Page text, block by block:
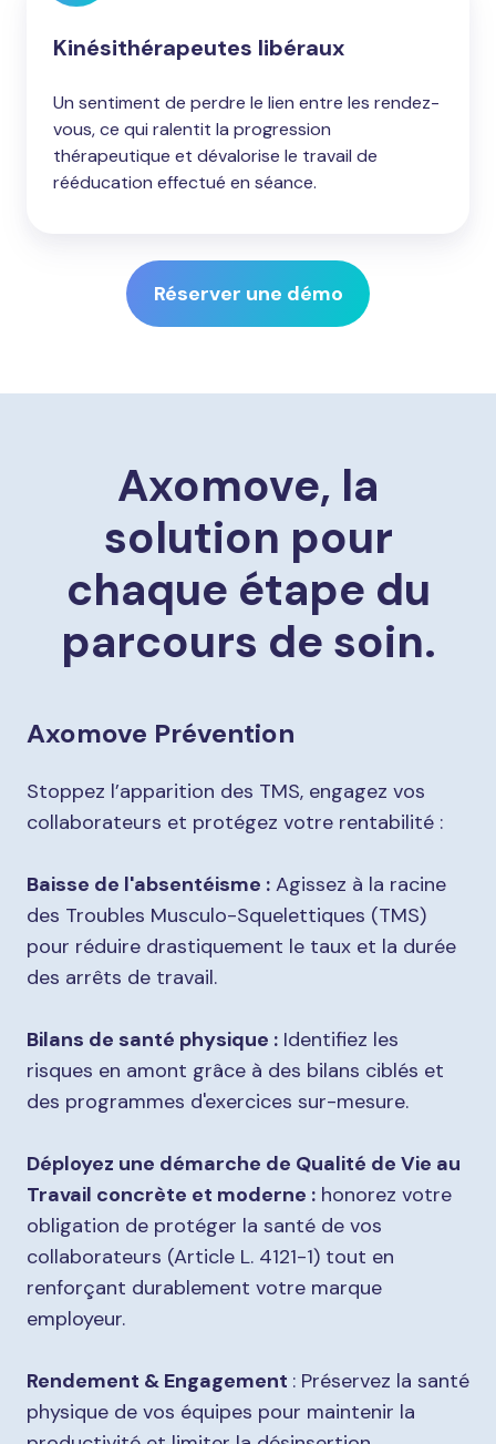
Kinésithérapeutes libéraux
Un sentiment de perdre le lien entre les rendez-
vous, ce qui ralentit la progression
thérapeutique et dévalorise le travail de
rééducation effectué en séance.
Réserver une démo
Axomove, la
solution pour
chaque étape du
parcours de soin.
Axomove Prévention
Stoppez l’apparition des TMS, engagez vos
collaborateurs et protégez votre rentabilité :
Baisse de l'absentéisme : Agissez à la racine
des Troubles Musculo-Squelettiques (TMS)
pour réduire drastiquement le taux et la durée
des arrêts de travail.
Bilans de santé physique : Identifiez les
risques en amont grâce à des bilans ciblés et
des programmes d'exercices sur-mesure.
Déployez une démarche de Qualité de Vie au
Travail concrète et moderne : honorez votre
obligation de protéger la santé de vos
collaborateurs (Article L. 4121-1) tout en
renforçant durablement votre marque
employeur.
Rendement & Engagement : Préservez la santé
physique de vos équipes pour maintenir la